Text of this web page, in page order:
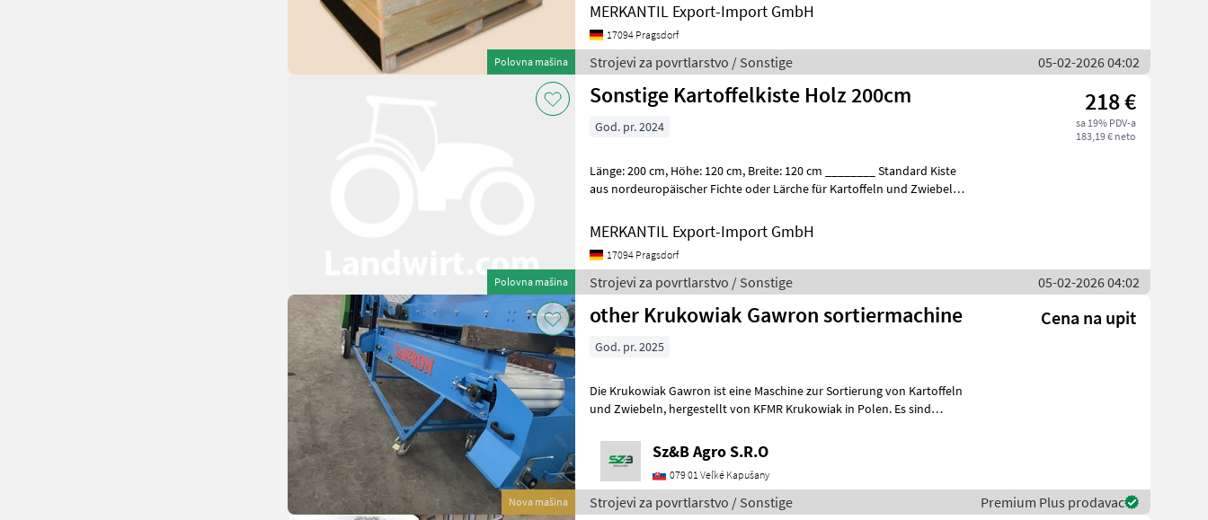
Polovna mašina
MERKANTIL Export-Import GmbH
17094 Pragsdorf
Strojevi za povrtlarstvo / Sonstige 05-02-2026 04:02
Polovna mašina
Sonstige Kartoffelkiste Holz 200cm 218 €
sa 19% PDV-a
183,19 € neto
God. pr. 2024
Länge: 200 cm, Höhe: 120 cm, Breite: 120 cm ________ Standard Kiste
aus nordeuropäischer Fichte oder Lärche für Kartoffeln und Zwiebeln
MERKANTIL Export-Import GmbH
17094 Pragsdorf
Strojevi za povrtlarstvo / Sonstige 05-02-2026 04:02
Nova mašina
other Krukowiak Gawron sortiermachine Cena na upit
God. pr. 2025
Die Krukowiak Gawron ist eine Maschine zur Sortierung von Kartoffeln
und Zwiebeln, hergestellt von KFMR Krukowiak in Polen. Es sind
Sz&B Agro S.R.O
079 01 Veľké Kapušany
Strojevi za povrtlarstvo / Sonstige Premium Plus prodavac